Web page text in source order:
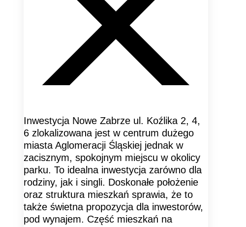
Inwestycja Nowe Zabrze ul. Koźlika 2, 4,
6 zlokalizowana jest w centrum dużego
miasta Aglomeracji Śląskiej jednak w
zacisznym, spokojnym miejscu w okolicy
parku. To idealna inwestycja zarówno dla
rodziny, jak i singli. Doskonałe położenie
oraz struktura mieszkań sprawia, że to
także świetna propozycja dla inwestorów,
pod wynajem. Część mieszkań na